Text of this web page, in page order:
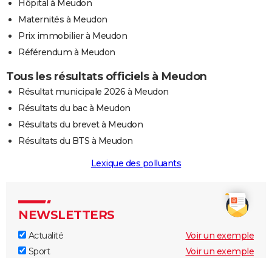
Hôpital à Meudon
Maternités à Meudon
Prix immobilier à Meudon
Référendum à Meudon
Tous les résultats officiels à Meudon
Résultat municipale 2026 à Meudon
Résultats du bac à Meudon
Résultats du brevet à Meudon
Résultats du BTS à Meudon
Lexique des polluants
NEWSLETTERS
Actualité
Voir un exemple
Sport
Voir un exemple